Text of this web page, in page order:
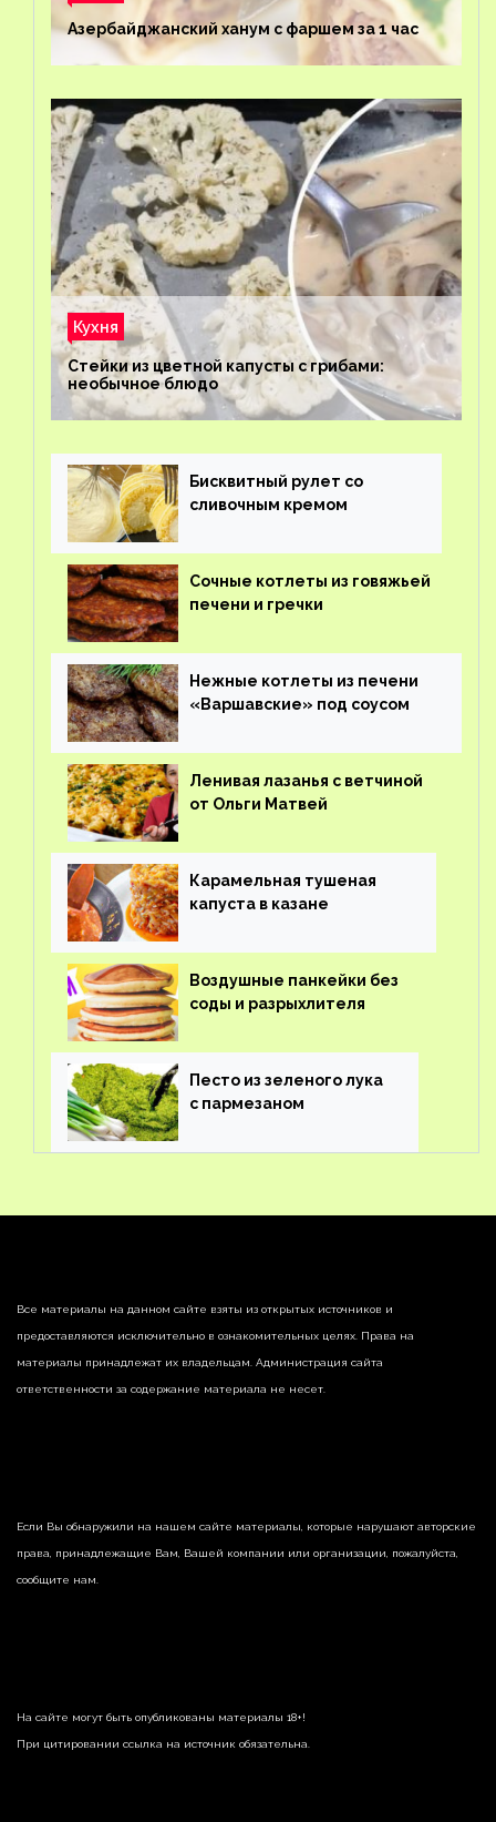
Азербайджанский ханум с фаршем за 1 час
Кухня
Стейки из цветной капусты с грибами:
необычное блюдо
Бисквитный рулет со
сливочным кремом
Сочные котлеты из говяжьей
печени и гречки
Нежные котлеты из печени
«Варшавские» под соусом
Ленивая лазанья с ветчиной
от Ольги Матвей
Карамельная тушеная
капуста в казане
Воздушные панкейки без
соды и разрыхлителя
Песто из зеленого лука
с пармезаном
Все материалы на данном сайте взяты из открытых источников и
предоставляются исключительно в ознакомительных целях. Права на
материалы принадлежат их владельцам. Администрация сайта
ответственности за содержание материала не несет.
Если Вы обнаружили на нашем сайте материалы, которые нарушают авторские
права, принадлежащие Вам, Вашей компании или организации, пожалуйста,
сообщите нам.
На сайте могут быть опубликованы материалы 18+!
При цитировании ссылка на источник обязательна.